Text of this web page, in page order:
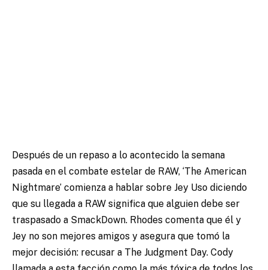
Después de un repaso a lo acontecido la semana
pasada en el combate estelar de RAW, ‘The American
Nightmare’ comienza a hablar sobre Jey Uso diciendo
que su llegada a RAW significa que alguien debe ser
traspasado a SmackDown. Rhodes comenta que él y
Jey no son mejores amigos y asegura que tomó la
mejor decisión: recusar a The Judgment Day. Cody